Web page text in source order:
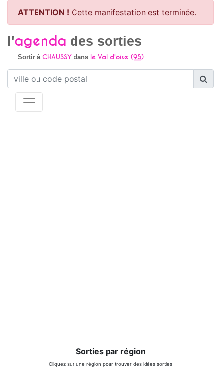
ATTENTION ! Cette manifestation est terminée.
l'agenda des sorties
Sortir à CHAUSSYdans le Val d'oise (95)
Sorties par région
Cliquez sur une région pour trouver des idées sorties